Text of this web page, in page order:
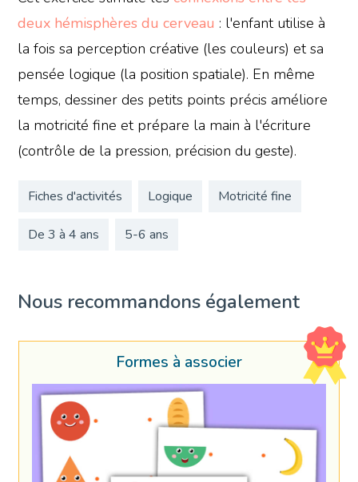
deux hémisphères du cerveau : l'enfant utilise à
la fois sa perception créative (les couleurs) et sa
pensée logique (la position spatiale). En même
temps, dessiner des petits points précis améliore
la motricité fine et prépare la main à l'écriture
(contrôle de la pression, précision du geste).
Fiches d'activités Logique Motricité fine
De 3 à 4 ans 5-6 ans
Nous recommandons également
Formes à associer